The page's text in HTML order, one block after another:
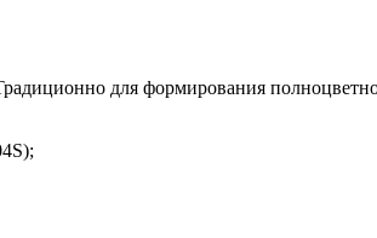
для формирования